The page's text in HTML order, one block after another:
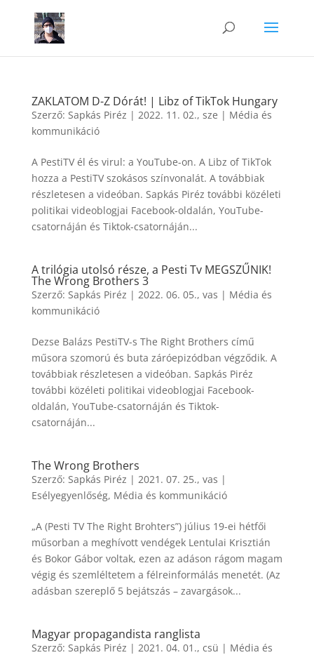
ZAKLATOM D-Z Dórát! | Libz of TikTok Hungary
Szerző: Sapkás Piréz | 2022. 11. 02., sze | Média és
kommunikáció
A PestiTV él és virul: a YouTube-on. A Libz of TikTok
hozza a PestiTV szokásos színvonalát. A továbbiak
részletesen a videóban. Sapkás Piréz további közéleti
politikai videoblogjai Facebook-oldalán, YouTube-
csatornáján és Tiktok-csatornáján...
A trilógia utolsó része, a Pesti Tv MEGSZŰNIK!
The Wrong Brothers 3
Szerző: Sapkás Piréz | 2022. 06. 05., vas | Média és
kommunikáció
Dezse Balázs PestiTV-s The Right Brothers című
műsora szomorú és buta záróepizódban végződik. A
továbbiak részletesen a videóban. Sapkás Piréz
további közéleti politikai videoblogjai Facebook-
oldalán, YouTube-csatornáján és Tiktok-
csatornáján...
The Wrong Brothers
Szerző: Sapkás Piréz | 2021. 07. 25., vas |
Esélyegyenlőség, Média és kommunikáció
„A (Pesti TV The Right Brohters”) július 19-ei hétfői
műsorban a meghívott vendégek Lentulai Krisztián
és Bokor Gábor voltak, ezen az adáson rágom magam
végig és szemléltetem a félreinformálás menetét. (Az
adásban szereplő 5 bejátszás – zavargások...
Magyar propagandista ranglista
Szerző: Sapkás Piréz | 2021. 04. 01., csü | Média és